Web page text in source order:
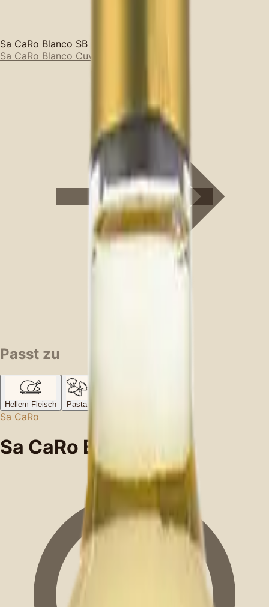
Sa CaRo Blanco SB
Sa CaRo Blanco Cuvee
Passt zu
Hellem Fleisch Pasta
Sa CaRo
Sa CaRo Blanco SB